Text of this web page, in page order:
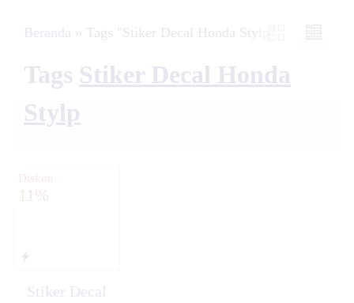
Beranda » Tags "Stiker Decal Honda Stylp"
Tags Stiker Decal Honda
Stylp
Diskon
11%
Stiker Decal